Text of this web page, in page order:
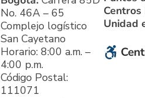
No. 46A – 65
Complejo logístico
San Cayetano
Horario: 8:00 a.m. –
4:00 p.m.
Código Postal:
111071
Centros
Unidad